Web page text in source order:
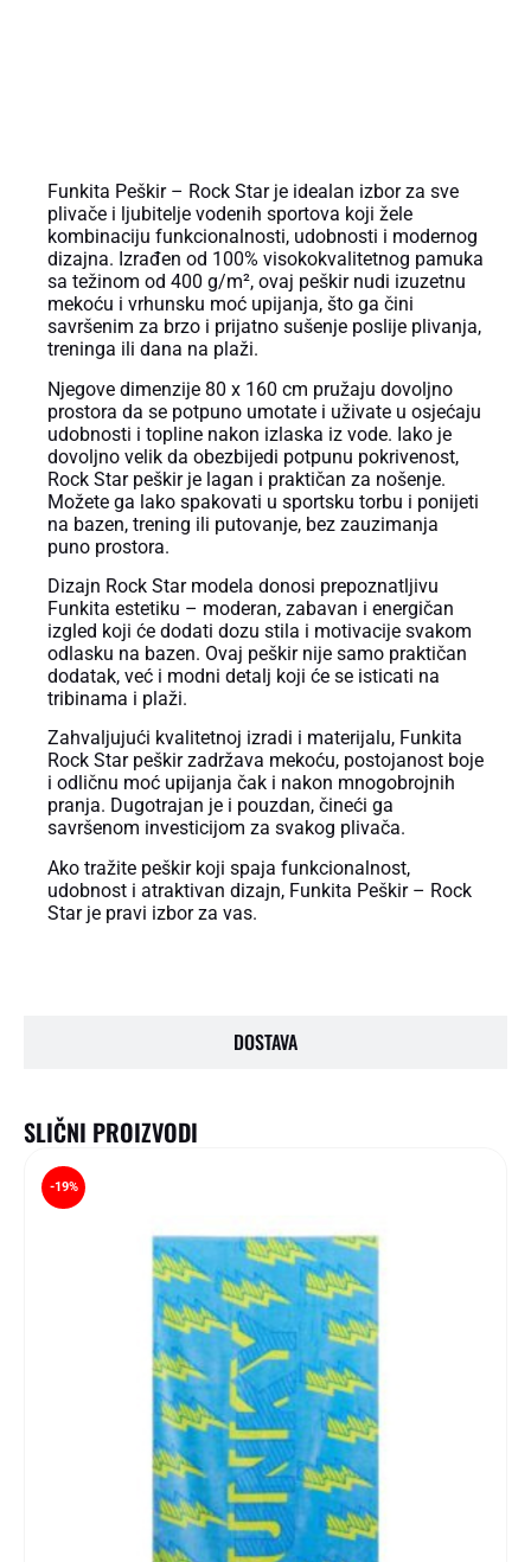
DOSTAVA
Funkita Peškir – Rock Star je idealan izbor za sve
plivače i ljubitelje vodenih sportova koji žele
kombinaciju funkcionalnosti, udobnosti i modernog
dizajna. Izrađen od 100% visokokvalitetnog pamuka
sa težinom od 400 g/m², ovaj peškir nudi izuzetnu
mekoću i vrhunsku moć upijanja, što ga čini
savršenim za brzo i prijatno sušenje poslije plivanja,
treninga ili dana na plaži.
Njegove dimenzije 80 x 160 cm pružaju dovoljno
prostora da se potpuno umotate i uživate u osjećaju
udobnosti i topline nakon izlaska iz vode. Iako je
dovoljno velik da obezbijedi potpunu pokrivenost,
Rock Star peškir je lagan i praktičan za nošenje.
Možete ga lako spakovati u sportsku torbu i ponijeti
na bazen, trening ili putovanje, bez zauzimanja
puno prostora.
Dizajn Rock Star modela donosi prepoznatljivu
Funkita estetiku – moderan, zabavan i energičan
izgled koji će dodati dozu stila i motivacije svakom
odlasku na bazen. Ovaj peškir nije samo praktičan
dodatak, već i modni detalj koji će se isticati na
tribinama i plaži.
Zahvaljujući kvalitetnoj izradi i materijalu, Funkita
Rock Star peškir zadržava mekoću, postojanost boje
i odličnu moć upijanja čak i nakon mnogobrojnih
pranja. Dugotrajan je i pouzdan, čineći ga
savršenom investicijom za svakog plivača.
Ako tražite peškir koji spaja funkcionalnost,
udobnost i atraktivan dizajn, Funkita Peškir – Rock
Star je pravi izbor za vas.
SLIČNI PROIZVODI
-19%